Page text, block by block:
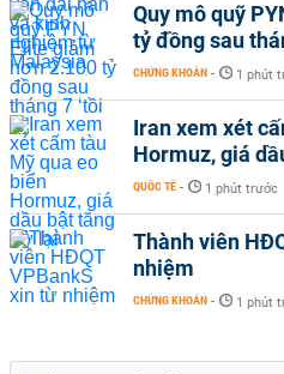
Quy mô quỹ
tỷ đồng sau
CHỨNG KHOÁN - 1 phút
Iran xem xét
Hormuz, giá
QUỐC TẾ - 1 phút trước
Thành viên
nhiệm
CHỨNG KHOÁN - 1 phút